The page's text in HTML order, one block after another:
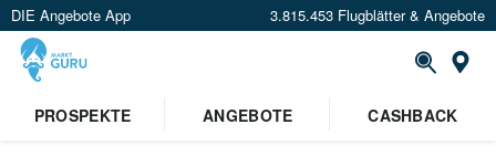
DIE Angebote App 3.815.453 Flugblätter & Angebote
PROSPEKTE
ANGEBOTE CASHBACK